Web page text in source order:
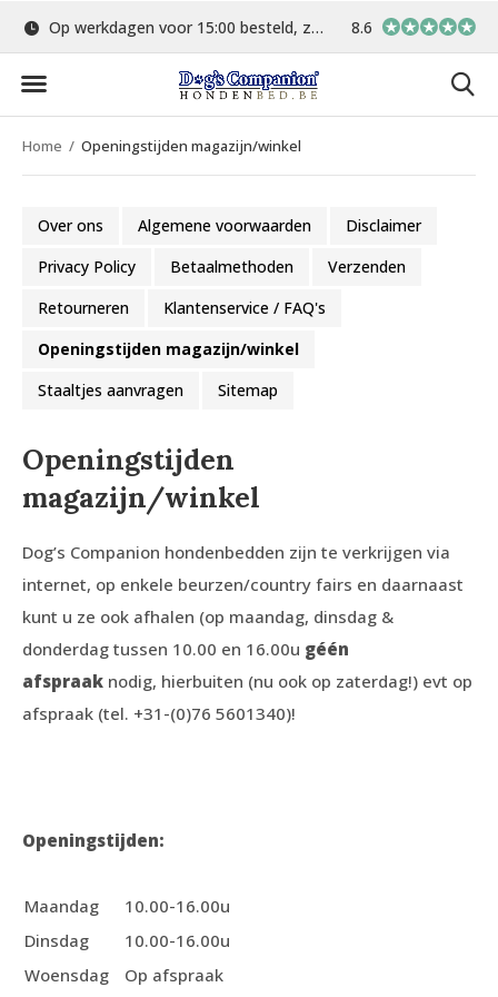
Op werkdagen voor 15:00 besteld, zelfde dag verstuurd Gratis verzending
8.6
Home Openingstijden magazijn/winkel
Over ons Algemene voorwaarden
Disclaimer
Privacy Policy
Betaalmethoden
Verzenden
Retourneren
Klantenservice / FAQ's
Openingstijden magazijn/winkel
Staaltjes aanvragen
Sitemap
Openingstijden
magazijn/winkel
Dog’s Companion hondenbedden zijn te verkrijgen via
internet, op enkele beurzen/country fairs en daarnaast
kunt u ze ook afhalen (op maandag, dinsdag &
donderdag tussen 10.00 en 16.00u géén
afspraak nodig, hierbuiten (nu ook op zaterdag!) evt op
afspraak (tel. +31-(0)76 5601340)!
Openingstijden:
Maandag
10.00-16.00u
Dinsdag
10.00-16.00u
Woensdag
Op afspraak